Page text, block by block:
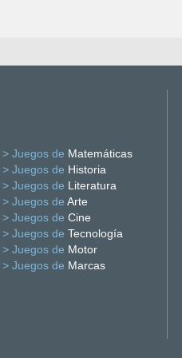
> Juegos de Matemáticas
> Juegos de Historia
> Juegos de Literatura
> Juegos de Arte
> Juegos de Cine
> Juegos de Tecnología
> Juegos de Motor
> Juegos de Marcas